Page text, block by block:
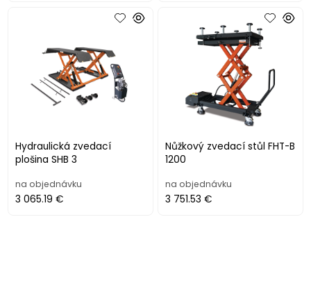
Hydraulická zvedací
plošina SHB 3
na objednávku
3 065.19 €
Nůžkový zvedací stůl FHT-B
1200
na objednávku
3 751.53 €